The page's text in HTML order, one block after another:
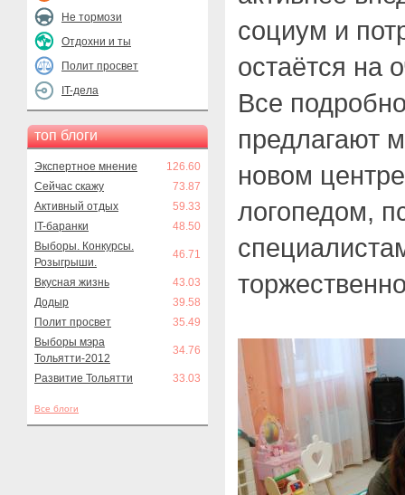
Не тормози
Отдохни и ты
Полит просвет
IT-дела
топ блоги
Экспертное мнение
126.60
Сейчас скажу
73.87
Активный отдых
59.33
IT-баранки
48.50
Выборы. Конкурсы.
Розыгрыши.
46.71
Вкусная жизнь
43.03
Додыр
39.58
Полит просвет
35.49
Выборы мэра
Тольятти-2012
34.76
Развитие Тольятти 33.03
Все блоги
социум и
остаётся на
Все
предлагают
новом
логопедом,